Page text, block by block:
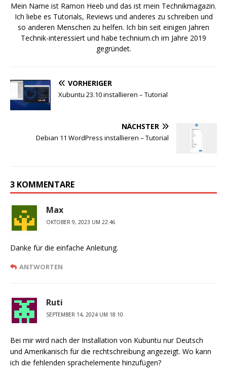
Mein Name ist Ramon Heeb und das ist mein Technikmagazin.
Ich liebe es Tutorials, Reviews und anderes zu schreiben und
so anderen Menschen zu helfen. Ich bin seit einigen Jahren
Technik-interessiert und habe technium.ch im Jahre 2019
gegründet.
VORHERIGER
Xubuntu 23.10 installieren – Tutorial
NÄCHSTER
Debian 11 WordPress installieren – Tutorial
3 KOMMENTARE
Max
OKTOBER 9, 2023 UM 22:46
Danke für die einfache Anleitung.
ANTWORTEN
Ruti
SEPTEMBER 14, 2024 UM 18:10
Bei mir wird nach der Installation von Kubuntu nur Deutsch
und Amerikanisch für die rechtschreibung angezeigt. Wo kann
ich die fehlenden sprachelemente hinzufügen?